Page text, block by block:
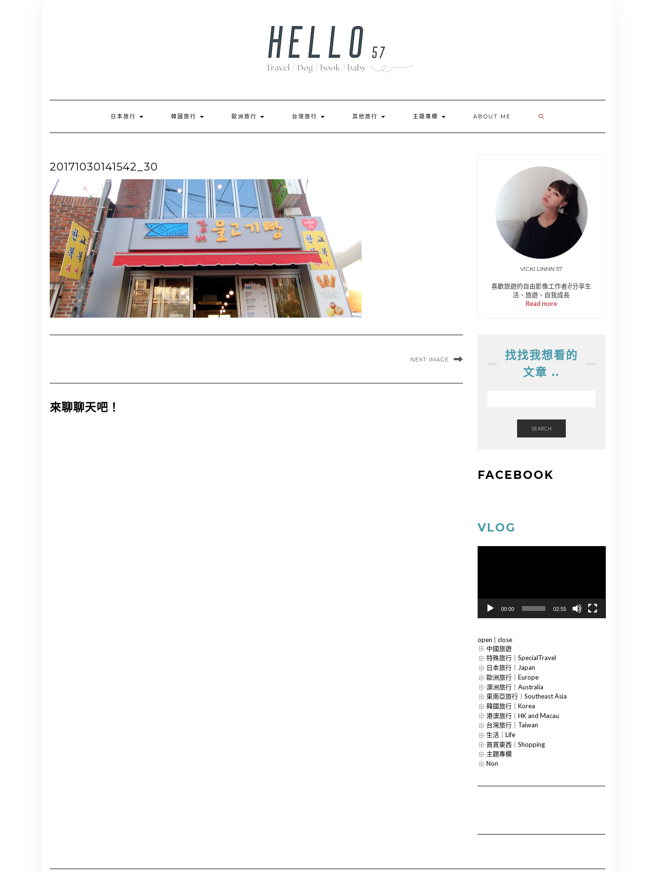
日本旅行 韓國旅行 歐洲旅行 台灣旅行 其他旅行 主題專欄 ABOUT ME
20171030141542_30
NEXT IMAGE
來聊聊天吧！
VICKI LINNN 57
喜歡旅遊的自由影像工作者✌️分享生
活、旅遊、自我成長
Read more
找找我想看的
文章 ..
SEARCH
FACEBOOK
VLOG
00:00 02:55
open
close
中國旅遊
特殊旅行｜SpecialTravel
日本旅行｜Japan
歐洲旅行｜Europe
澳洲旅行｜Australia
東南亞旅行｜Southeast Asia
韓國旅行｜Korea
港澳旅行｜HK and Macau
台灣旅行｜Taiwan
生活｜Life
買買東西｜Shopping
主題專欄
Non